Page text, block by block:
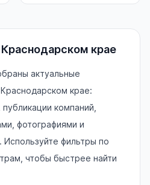
крае
актуальные
крае:
компаний,
фотографиями и
Используйте фильтры по
чтобы быстрее найти